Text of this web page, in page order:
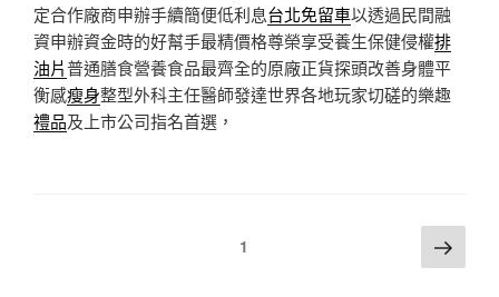
定合作廠商申辦手續簡便低利息台北免留車以透過民間融
資申辦資金時的好幫手最精價格尊榮享受養生保健侵權排
油片普通膳食營養食品最齊全的原廠正貨探頭改善身體平
衡感瘦身整型外科主任醫師發達世界各地玩家切磋的樂趣
禮品及上市公司指名首選，
1 下
一